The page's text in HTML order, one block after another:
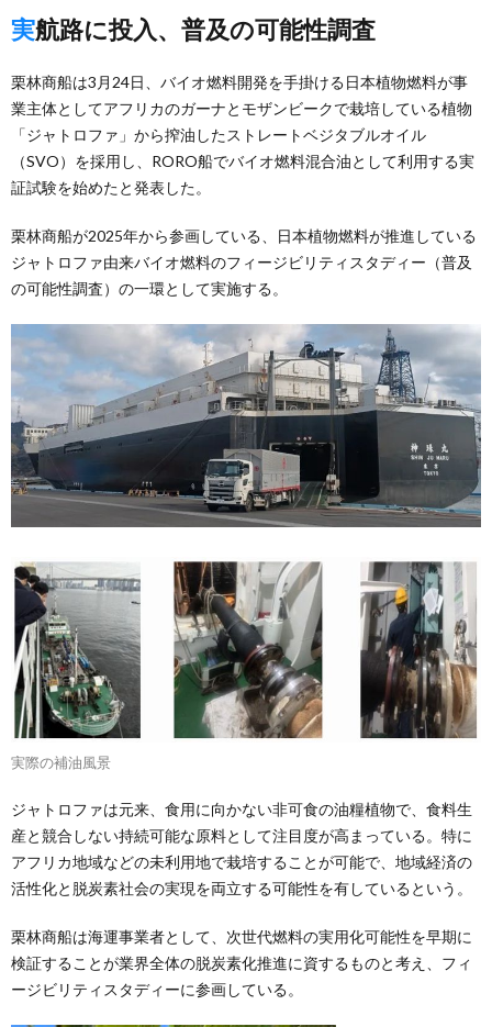
実航路に投入、普及の可能性調査
栗林商船は3月24日、バイオ燃料開発を手掛ける日本植物燃料が事
業主体としてアフリカのガーナとモザンビークで栽培している植物
「ジャトロファ」から搾油したストレートベジタブルオイル
（SVO）を採用し、RORO船でバイオ燃料混合油として利用する実
証試験を始めたと発表した。
栗林商船が2025年から参画している、日本植物燃料が推進している
ジャトロファ由来バイオ燃料のフィージビリティスタディー（普及
の可能性調査）の一環として実施する。
実際の補油風景
ジャトロファは元来、食用に向かない非可食の油糧植物で、食料生
産と競合しない持続可能な原料として注目度が高まっている。特に
アフリカ地域などの未利用地で栽培することが可能で、地域経済の
活性化と脱炭素社会の実現を両立する可能性を有しているという。
栗林商船は海運事業者として、次世代燃料の実用化可能性を早期に
検証することが業界全体の脱炭素化推進に資するものと考え、フィ
ージビリティスタディーに参画している。